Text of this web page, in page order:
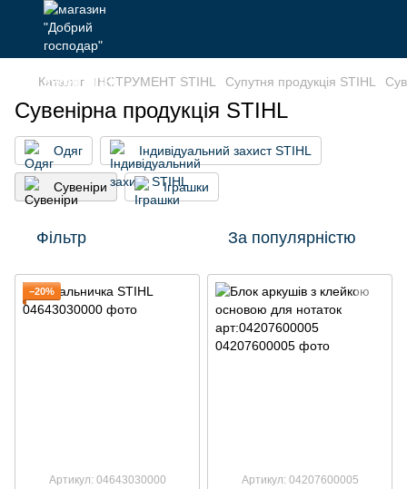
Каталог ІНСТРУМЕНТ STIHL Супутня продукція STIHL
Сувенірна продукція STIHL
Одяг Індивідуальний захист STIHL
Сувеніри Іграшки
Фільтр За популярністю
−20%
Артикул: 04643030000 Артикул: 04207600005